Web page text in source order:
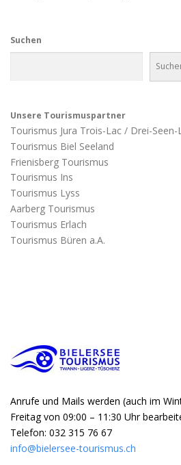
Suchen
Unsere Tourismuspartner
Tourismus Jura Trois-Lac / Drei-Seen-
Tourismus Biel Seeland
Frienisberg Tourismus
Tourismus Ins
Tourismus Lyss
Aarberg Tourismus
Tourismus Erlach
Tourismus Büren a.A.
Anrufe und Mails werden (auch im
Freitag von 09:00 – 11:30 Uhr
Telefon: 032 315 76 67
info@bielersee-tourismus.ch